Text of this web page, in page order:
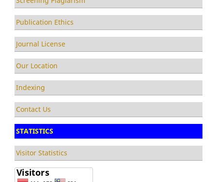
Publication Ethics
Journal License
Our Location
Indexing
Contact Us
STATISTICS
Visitor Statistics